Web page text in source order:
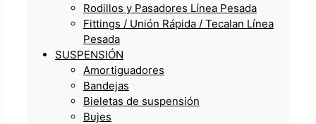
Rodillos y Pasadores Línea Pesada
Fittings / Unión Rápida / Tecalan Línea
Pesada
SUSPENSIÓN
Amortiguadores
Bandejas
Bieletas de suspensión
Bujes